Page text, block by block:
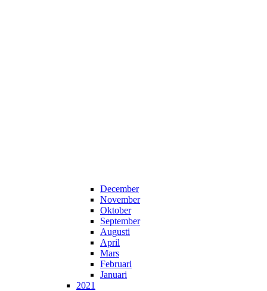
December
November
Oktober
September
Augusti
April
Mars
Februari
Januari
2021